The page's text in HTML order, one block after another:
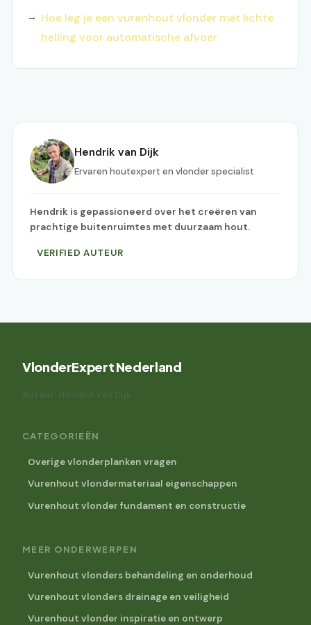
Hoe leg je een vurenhout vlonder met lichte
helling voor automatische afvoer
Hendrik van Dijk
Ervaren houtexpert en vlonder specialist
Hendrik is gepassioneerd over het creëren van
prachtige buitenruimtes met duurzaam hout.
VERIFIED AUTEUR
VlonderExpert Nederland
Auteur: Hendrik van Dijk
CATEGORIEËN
Overige vlonderplanken vragen
Vurenhout vlondermateriaal eigenschappen
Vurenhout vlonder fundament en constructie
MEER ONDERWERPEN
Vurenhout vlonders behandeling en onderhoud
Vurenhout vlonders drainage en veiligheid
Vurenhout vlonder inspiratie en ontwerp